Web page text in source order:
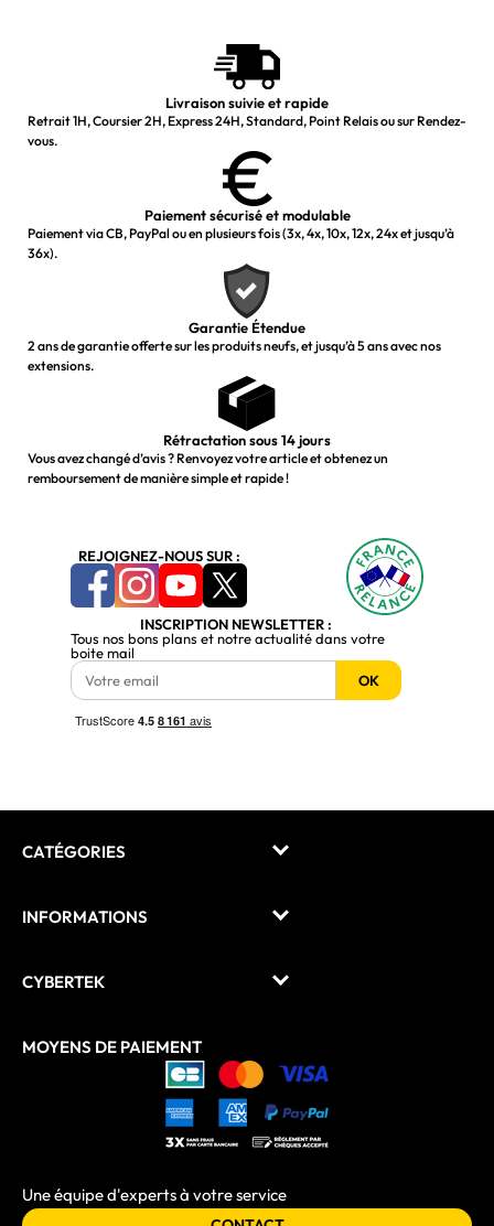
Livraison suivie et rapide
Retrait 1H, Coursier 2H, Express 24H, Standard, Point Relais ou sur Rendez-
vous.
Paiement sécurisé et modulable
Paiement via CB, PayPal ou en plusieurs fois (3x, 4x, 10x, 12x, 24x et jusqu’à
36x).
Garantie Étendue
2 ans de garantie offerte sur les produits neufs, et jusqu’à 5 ans avec nos
extensions.
Rétractation sous 14 jours
Vous avez changé d’avis ? Renvoyez votre article et obtenez un
remboursement de manière simple et rapide !
REJOIGNEZ-NOUS SUR :
INSCRIPTION NEWSLETTER :
Tous nos bons plans et notre actualité dans votre
boite mail
OK
CATÉGORIES
INFORMATIONS
CYBERTEK
MOYENS DE PAIEMENT
Une équipe d'experts à votre service